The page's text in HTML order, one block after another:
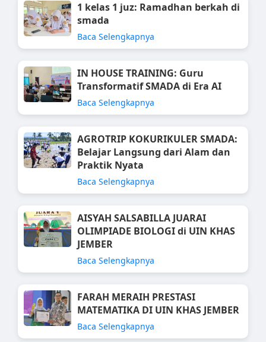
1 kelas 1 juz: Ramadhan berkah di
smada
Baca Selengkapnya
IN HOUSE TRAINING: Guru
Transformatif SMADA di Era AI
Baca Selengkapnya
AGROTRIP KOKURIKULER SMADA:
Belajar Langsung dari Alam dan
Praktik Nyata
Baca Selengkapnya
AISYAH SALSABILLA JUARAI
OLIMPIADE BIOLOGI di UIN KHAS
JEMBER
Baca Selengkapnya
FARAH MERAIH PRESTASI
MATEMATIKA DI UIN KHAS JEMBER
Baca Selengkapnya